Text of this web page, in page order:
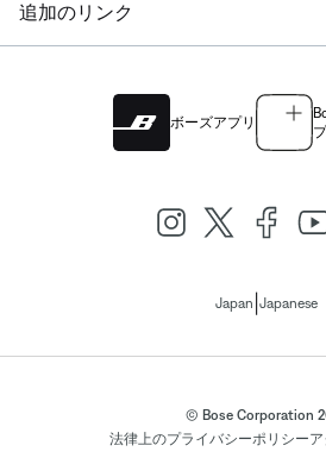
追加のリンク
ボーズアプリ
Japan Japanese
© Bose Corporation
法律上のプライバシーポリシー